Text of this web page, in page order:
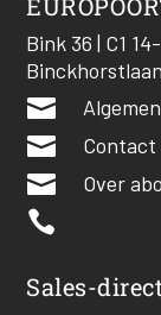
Bink 36 | C1

 Contact
 Over

Sales-